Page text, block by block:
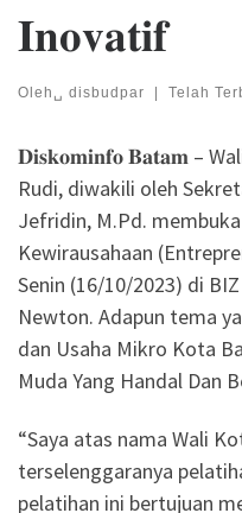
𝐈𝐧𝐨𝐯𝐚𝐭𝐢𝐟
Oleh␣ disbudpar | Telah
𝐃𝐢𝐬𝐤𝐨𝐦𝐢𝐧𝐟𝐨 𝐁𝐚𝐭𝐚𝐦 –
Rudi, diwakili oleh
Jefridin, M.Pd.
Kewirausahaan
Senin (16/10/2023) di
Newton. Adapun tema
dan Usaha Mikro Kota
Muda Yang Handal Dan
“Saya atas nama Wali
terselenggaranya
pelatihan ini bertujuan